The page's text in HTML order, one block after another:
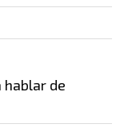
hablar de